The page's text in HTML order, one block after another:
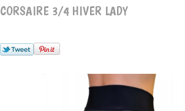
CORSAIRE 3/4 HIVER LADY